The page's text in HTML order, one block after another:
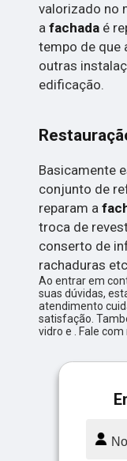
valorizado no
afachada é
tempo de que
outras
edificação.
Basicamente
conjunto de
reparam a
troca de
conserto de
rachaduras
Ao entrar em
suas dúvidas,
atendimento
satisfação.
vidro e . Fale